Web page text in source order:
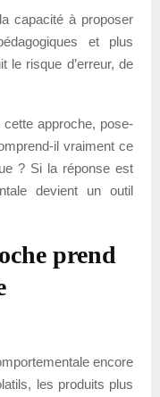
capacité à proposer
et plus
le risque d’erreur, de
approche, pose-
il vraiment ce
? Si la réponse est
devient un outil
prend
encore
les produits plus